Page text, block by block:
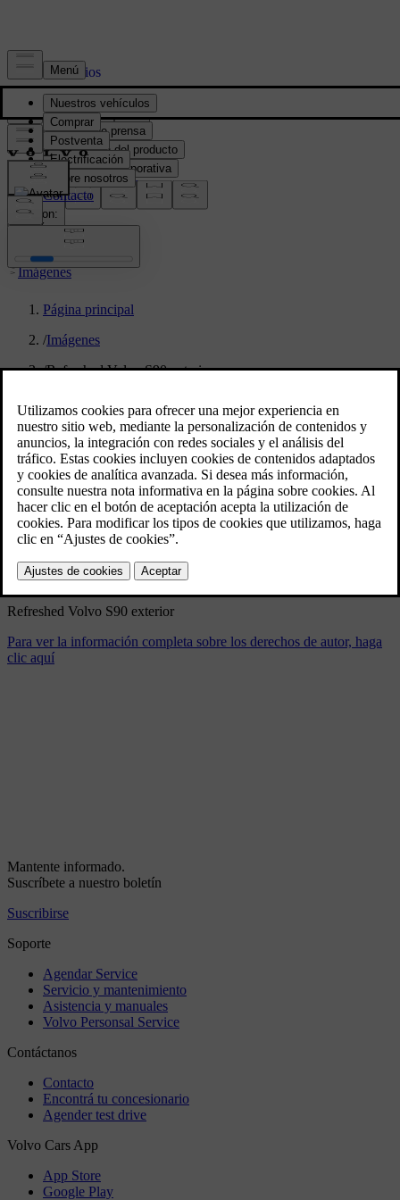
Prensa y Medios
Material de prensa
Información del producto
Información corporativa
Contacto de medios
location:
PY
Imágenes
Página principal
/Imágenes
/Refreshed Volvo S90 exterior
Refreshed Volvo S90 exterior
4/17/2025
Marcador
Compartir
Descargar
Refreshed Volvo S90 exterior
Para ver la información completa sobre los derechos de autor, haga
clic aquí